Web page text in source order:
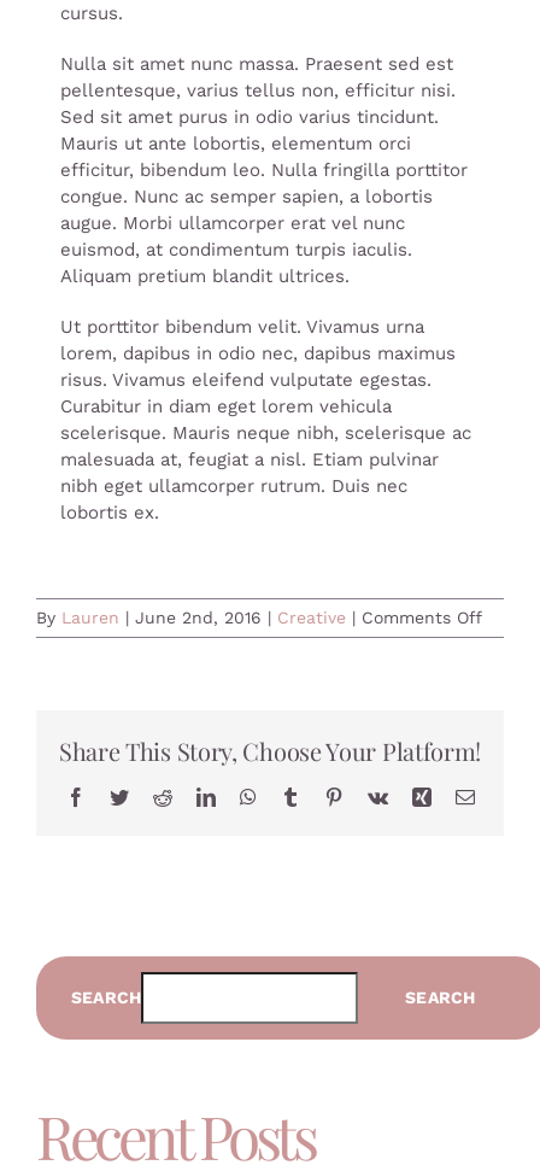
cursus.
Nulla sit amet nunc massa. Praesent sed est
pellentesque, varius tellus non, efficitur nisi.
Sed sit amet purus in odio varius tincidunt.
Mauris ut ante lobortis, elementum orci
efficitur, bibendum leo. Nulla fringilla porttitor
congue. Nunc ac semper sapien, a lobortis
augue. Morbi ullamcorper erat vel nunc
euismod, at condimentum turpis iaculis.
Aliquam pretium blandit ultrices.
Ut porttitor bibendum velit. Vivamus urna
lorem, dapibus in odio nec, dapibus maximus
risus. Vivamus eleifend vulputate egestas.
Curabitur in diam eget lorem vehicula
scelerisque. Mauris neque nibh, scelerisque ac
malesuada at, feugiat a nisl. Etiam pulvinar
nibh eget ullamcorper rutrum. Duis nec
lobortis ex.
By Lauren | June 2nd, 2016 | Creative | Comments Offon
How
Share This Story, Choose Your Platform!
Facebook
TwitterRedditLinkedInWhatsApp
TumblrPinterest
Vk Xing Email
SEARCH SEARCH
Recent Posts